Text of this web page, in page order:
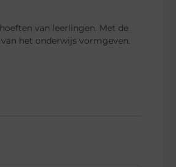
van leerlingen. Met de
het onderwijs vormgeven.